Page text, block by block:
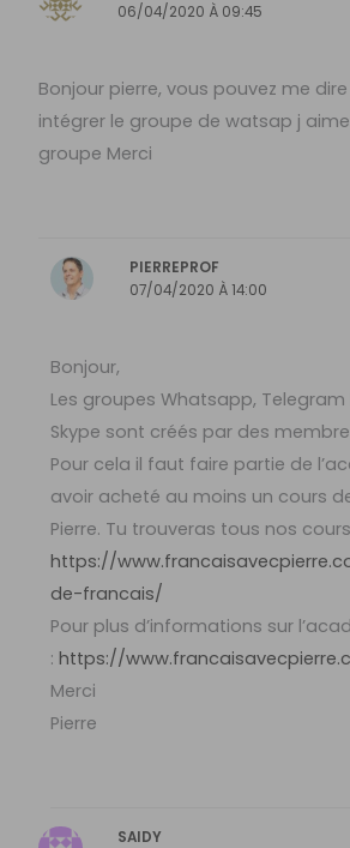
06/04/2020 À 09:45
Bonjour pierre, vous pouvez me
intégrer le groupe de watsap j
groupe Merci
PIERREPROF
07/04/2020 À 14:00
Bonjour,
Les groupes Whatsapp,
Skype sont créés par des
Pour cela il faut faire partie de
avoir acheté au moins un cours
Pierre. Tu trouveras tous nos
https://
de-francais/
Pour plus d’informations sur
: https://
Merci
Pierre
SAIDY